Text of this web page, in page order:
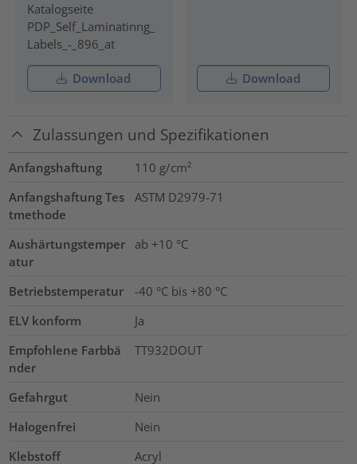
Katalogseite
PDP_Self_Laminatinng_
Labels_-_896_at
Download Download
Zulassungen und Spezifikationen
Anfangshaftung 110 g/cm²
Anfangshaftung Tes
tmethode
ASTM D2979-71
Aushärtungstemper
atur
ab +10 °C
Betriebstemperatur
-40 °C bis +80 °C
ELV konform
Ja
Empfohlene Farbbä
nder
TT932DOUT
Gefahrgut
Nein
Halogenfrei
Nein
Klebstoff
Acryl